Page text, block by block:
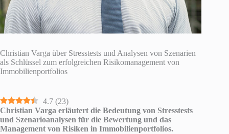
Christian Varga über Stresstests und Analysen von Szenarien
als Schlüssel zum erfolgreichen Risikomanagement von
Immobilienportfolios
4.7 (23)
Christian Varga erläutert die Bedeutung von Stresstests
und Szenarioanalysen für die Bewertung und das
Management von Risiken in Immobilienportfolios.